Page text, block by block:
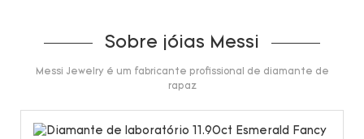
Sobre jóias Messi
Messi Jewelry é um fabricante profissional de diamante de
rapaz